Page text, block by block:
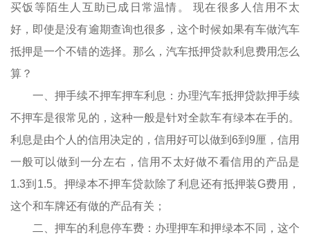
买饭等陌生人互助已成日常温情。 现在很多人信用不太
好，即使是没有逾期查询也很多，这个时候如果有车做汽车
抵押是一个不错的选择。那么，汽车抵押贷款利息费用怎么
算？
一、押手续不押车押车利息：办理汽车抵押贷款押手续
不押车是很常见的，这种一般是针对全款车有绿本在手的。
利息是由个人的信用决定的，信用好可以做到6到9厘，信用
一般可以做到一分左右，信用不太好做不看信用的产品是
1.3到1.5。押绿本不押车贷款除了利息还有抵押装G费用，
这个和车牌还有做的产品有关；
二、押车的利息停车费：办理押车和押绿本不同，这个